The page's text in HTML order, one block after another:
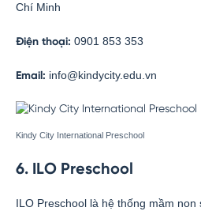
Chí Minh
Điện thoại: 0901 853 353
Email: info@kindycity.edu.vn
Kindy City International Preschool
6. ILO Preschool
ILO Preschool là hệ thống mầm non